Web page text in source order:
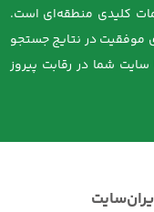
کلیدی منطقه‌ای است.
موفقیت در نتایج جستجو
شما در رقابت پیروز